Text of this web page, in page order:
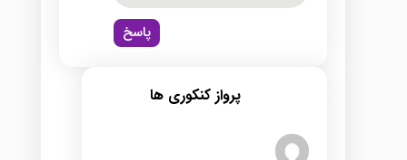
پاسخ
پرواز کنکوری ها